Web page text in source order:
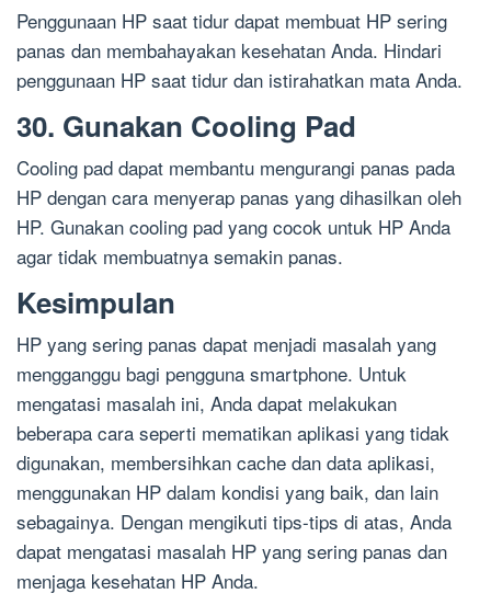
Penggunaan HP saat tidur dapat membuat HP sering
panas dan membahayakan kesehatan Anda. Hindari
penggunaan HP saat tidur dan istirahatkan mata Anda.
30. Gunakan Cooling Pad
Cooling pad dapat membantu mengurangi panas pada
HP dengan cara menyerap panas yang dihasilkan oleh
HP. Gunakan cooling pad yang cocok untuk HP Anda
agar tidak membuatnya semakin panas.
Kesimpulan
HP yang sering panas dapat menjadi masalah yang
mengganggu bagi pengguna smartphone. Untuk
mengatasi masalah ini, Anda dapat melakukan
beberapa cara seperti mematikan aplikasi yang tidak
digunakan, membersihkan cache dan data aplikasi,
menggunakan HP dalam kondisi yang baik, dan lain
sebagainya. Dengan mengikuti tips-tips di atas, Anda
dapat mengatasi masalah HP yang sering panas dan
menjaga kesehatan HP Anda.